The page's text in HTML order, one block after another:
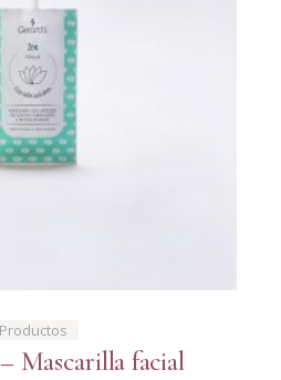
Productos
Mascarilla facial